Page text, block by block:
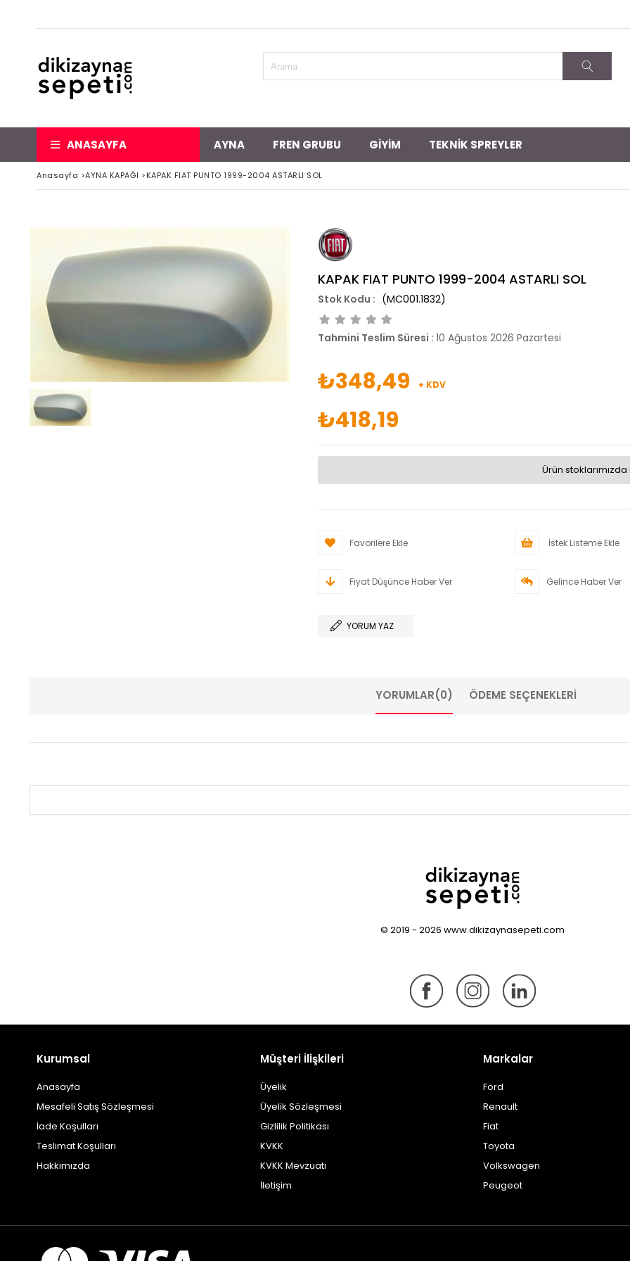
ANASAYFA AYNA FREN GRUBU GİYİM TEKNİK SPREYLER
Anasayfa >AYNA KAPAĞI >KAPAK FIAT PUNTO 1999-2004 ASTARLI SOL
KAPAK FIAT PUNTO 1999-2004 ASTARLI SOL
(MC001.1832)
Tahmini Teslim Süresi : 10 Ağustos 2026 Pazartesi
₺348,49 + KDV
₺418,19
Ürün stoklarımızda
Favorilere Ekle İstek Listeme Ekle
Fiyat Düşünce Haber Ver Gelince Haber Ver
YORUM YAZ
YORUMLAR(0) ÖDEME SEÇENEKLERI
© 2019 - 2026 www.dikizaynasepeti.com
Kurumsal
Anasayfa
Mesafeli Satış Sözleşmesi
İade Koşulları
Teslimat Koşulları
Hakkımızda
Müşteri İlişkileri
Üyelik
Üyelik Sözleşmesi
Gizlilik Politikası
KVKK
KVKK Mevzuatı
İletişim
Markalar
Ford
Renault
Fiat
Toyota
Volkswagen
Peugeot